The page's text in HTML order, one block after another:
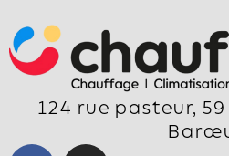
124 rue pasteur,